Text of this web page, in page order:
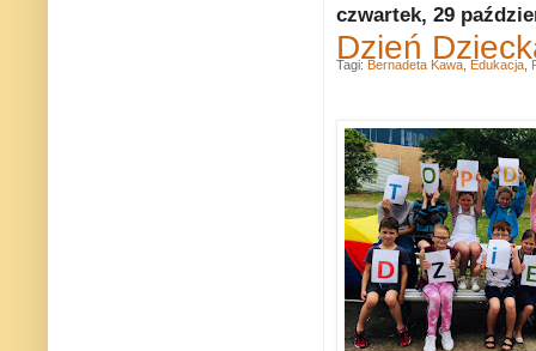
czwartek, 29
Dzień
Tagi: Bernadeta Kawa Edukacja